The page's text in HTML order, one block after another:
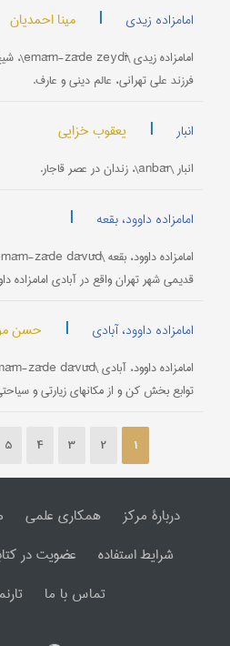
امامزاده زیدی | مینا احمدیان
فرزند علی تهرانی، عالم دینی و عارف.
انبار | یعقوب خزایی
انبار \anbār\، زندان در عصر قاجار.
امامزاده داوود، بقعه |
قدیمی شهر تهران واقع در آبادی امامزاده
امامزاده داوود، آبادی | حسن
توابع بخش کن و از مکانهای زیارتی و
1
2
3
4
5
دربارۀ مرکز همکاری علمی
شرایط استفاده
عضویت در
تماس با ما